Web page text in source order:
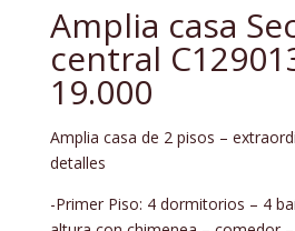
Amplia casa
central
19.000
Amplia casa de 2 pisos –
detalles
-Primer Piso: 4 dormitorios – 4